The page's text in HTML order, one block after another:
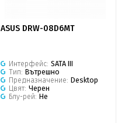
ASUS DRW-08D6MT
Интерфейс: SATA III
Тип: Вътрешно
Предназначение: Desktop
Цвят: Черен
Блу-рей: Не